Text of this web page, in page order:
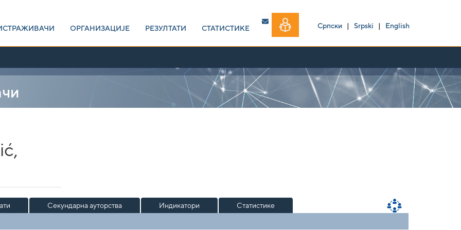
ОРГАНИЗАЦИЈЕ РЕЗУЛТАТИ СТАТИСТИКЕ Српски |Srpski | English
Секундарна ауторства Индикатори Статистике